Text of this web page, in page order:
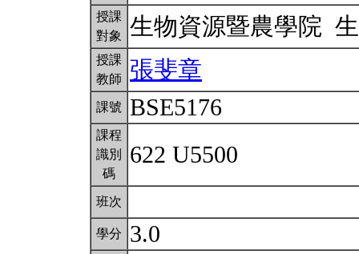
授課
對象
生物資源暨農學院
授課
教師
張斐章
課號 BSE5176
課程
識別
碼
622 U5500
班次
學分 3.0